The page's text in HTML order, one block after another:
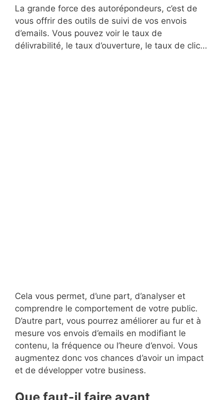
La grande force des autorépondeurs, c’est de
vous offrir des outils de suivi de vos envois
d’emails. Vous pouvez voir le taux de
délivrabilité, le taux d’ouverture, le taux de clic…
Cela vous permet, d’une part, d’analyser et
comprendre le comportement de votre public.
D’autre part, vous pourrez améliorer au fur et à
mesure vos envois d’emails en modifiant le
contenu, la fréquence ou l’heure d’envoi. Vous
augmentez donc vos chances d’avoir un impact
et de développer votre business.
Que faut-il faire avant